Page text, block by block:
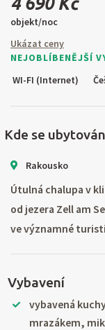
CZ
objekt/noc
Ukázat ceny
NEJOBLÍBENĚJŠÍ
WI-FI (Internet)
Kde se
Rakousko
Útulná chalupa v
od jezera Zell am
ve významné
Vybavení
vybavená
mrazákem,